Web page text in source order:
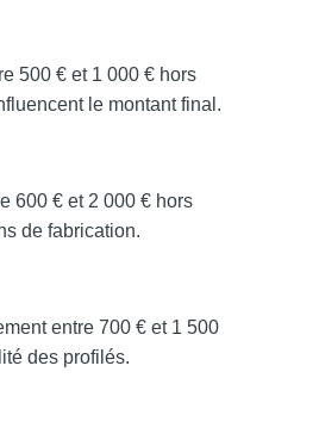
500 € et 1 000 € hors
le montant final.
600 € et 2 000 € hors
de fabrication.
entre 700 € et 1 500
des profilés.